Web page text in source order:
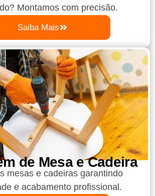
Montamos com precisão.
Saiba Mais
de Mesa e Cadeira
mesas e cadeiras garantindo
e acabamento profissional.